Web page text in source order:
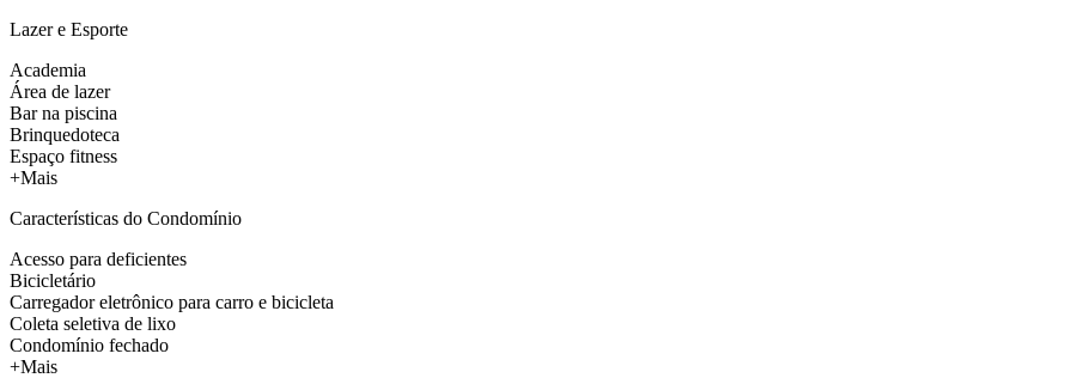
Lazer e Esporte
Academia
Área de lazer
Bar na piscina
Brinquedoteca
Espaço fitness
+Mais
Características do Condomínio
Acesso para deficientes
Bicicletário
Carregador eletrônico para carro e bicicleta
Coleta seletiva de lixo
Condomínio fechado
+Mais